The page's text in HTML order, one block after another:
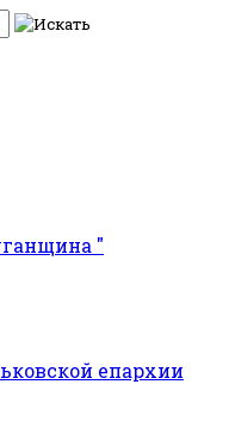
"
епархии